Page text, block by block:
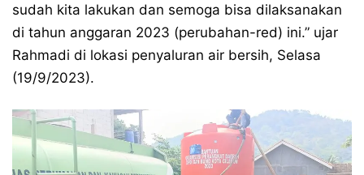
sudah kita lakukan dan semoga bisa dilaksanakan
di tahun anggaran 2023 (perubahan-red) ini.” ujar
Rahmadi di lokasi penyaluran air bersih, Selasa
(19/9/2023).